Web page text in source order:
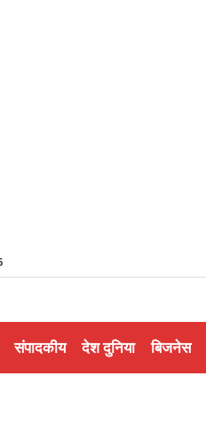
संपादकीय देश दुनिया बिजनेस